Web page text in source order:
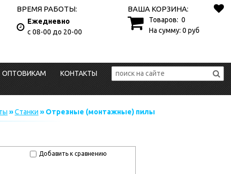
ВРЕМЯ РАБОТЫ:
Ежедневно
с 08-00 до 20-00
ВАША КОРЗИНА:
Товаров: 0
На сумму: 0 руб
ОПТОВИКАМ КОНТАКТЫ
»Станки » Отрезные (монтажные) пилы
Добавить к сравнению